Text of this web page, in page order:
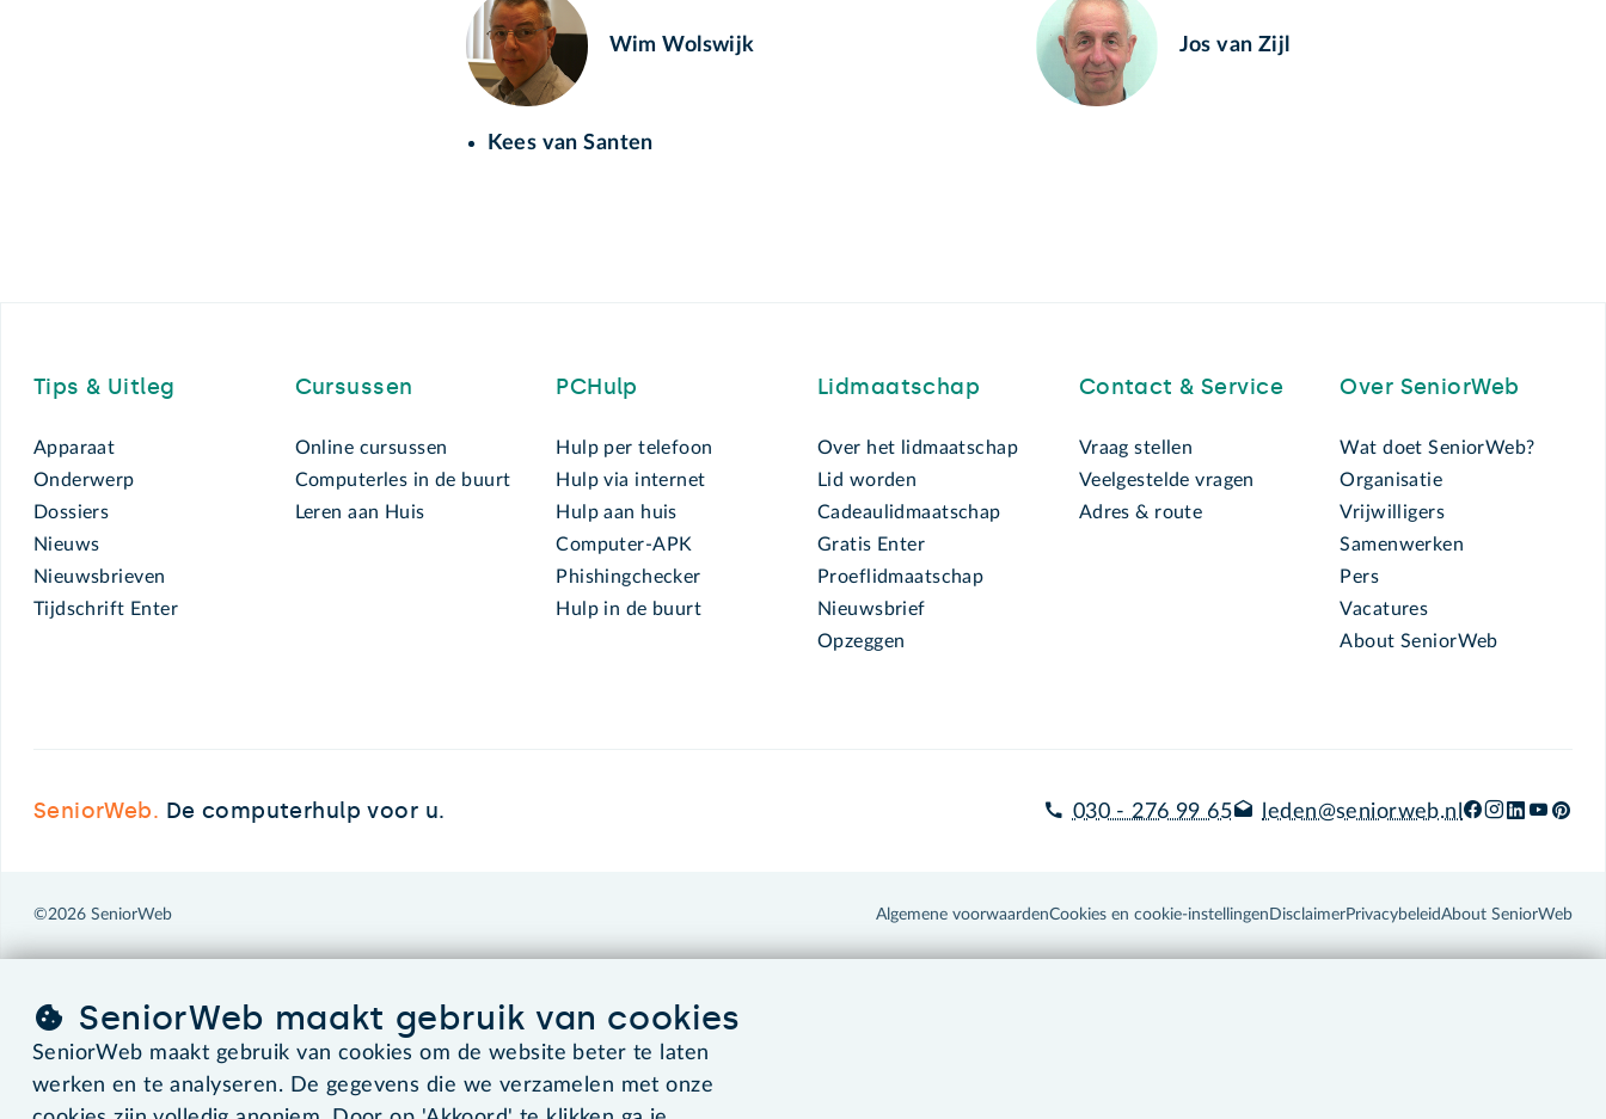
Wim Wolswijk Jos van Zijl
Kees van Santen
Tips & Uitleg
Apparaat
Onderwerp
Dossiers
Nieuws
Nieuwsbrieven
Tijdschrift Enter
Cursussen
Online cursussen
Computerles in de buurt
Leren aan Huis
PCHulp
Hulp per telefoon
Hulp via internet
Hulp aan huis
Computer-APK
Phishingchecker
Hulp in de buurt
Lidmaatschap
Over het lidmaatschap
Lid worden
Cadeaulidmaatschap
Gratis Enter
Proeflidmaatschap
Nieuwsbrief
Opzeggen
Contact & Service
Vraag stellen
Veelgestelde vragen
Adres & route
Over SeniorWeb
Wat doet SeniorWeb?
Organisatie
Vrijwilligers
Samenwerken
Pers
Vacatures
About SeniorWeb
SeniorWeb. De computerhulp voor u. 030 - 276 99 65 leden@seniorweb.nl
©2026 SeniorWeb Algemene voorwaardenCookies en cookie-instellingen DisclaimerPrivacybeleidAbout SeniorWeb
SeniorWeb maakt gebruik van cookies
SeniorWeb maakt gebruik van cookies om de website beter te laten
werken en te analyseren. De gegevens die we verzamelen met onze